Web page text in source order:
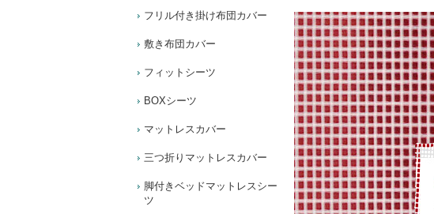
フリル付き掛け布団カバー
敷き布団カバー
フィットシーツ
BOXシーツ
マットレスカバー
三つ折りマットレスカバー
脚付きベッドマットレスシー
ツ